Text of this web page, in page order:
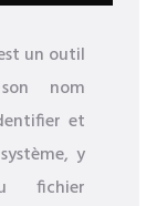
un outil
nom
et
y
fichier